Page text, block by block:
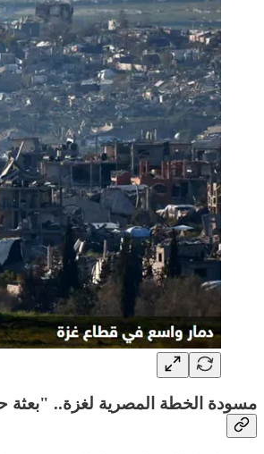
مسودة الخطة المصرية لغزة..